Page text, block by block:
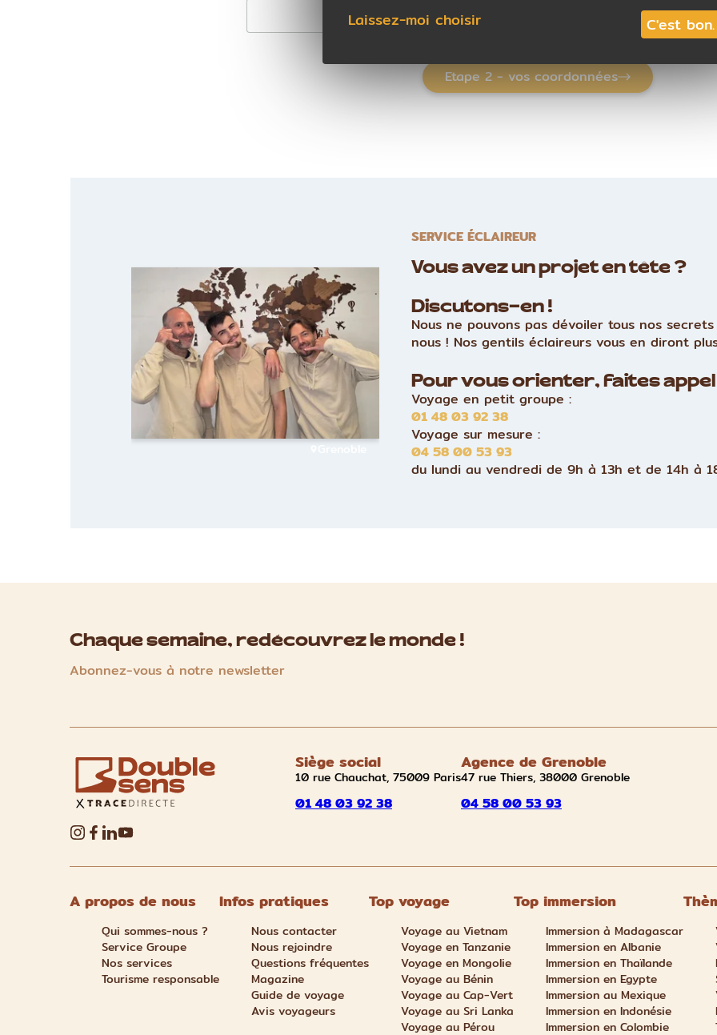
Etape 2 - vos coordonnées
Grenoble
SERVICE ÉCLAIREUR
Vous avez un projet en tête ?
Discutons-en !
Nous ne pouvons pas dévoiler tous nos
nous ! Nos gentils éclaireurs vous en diront
Pour vous orienter, faites appel
Voyage en petit groupe :
01 48 03 92 38
Voyage sur mesure :
04 58 00 53 93
du lundi au vendredi de 9h à 13h et de 14h à
Chaque semaine, redécouvrez le monde !
Abonnez-vous à notre newsletter
Siège social
10 rue Chauchat, 75009 Paris
01 48 03 92 38
Agence de Grenoble
47 rue Thiers, 38000 Grenoble
04 58 00 53 93
A propos de nous
Qui sommes-nous ?
Service Groupe
Nos services
Tourisme responsable
Infos pratiques
Nous contacter
Nous rejoindre
Questions fréquentes
Magazine
Guide de voyage
Avis voyageurs
Top voyage
Voyage au Vietnam
Voyage en Tanzanie
Voyage en Mongolie
Voyage au Bénin
Voyage au Cap-Vert
Voyage au Sri Lanka
Voyage au Pérou
Top immersion
Immersion à Madagascar
Immersion en Albanie
Immersion en Thaïlande
Immersion en Egypte
Immersion au Mexique
Immersion en Indonésie
Immersion en Colombie
Laissez-moi choisir
C'est bon.